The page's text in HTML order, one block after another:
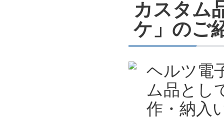
カスタム
ケ」のご
ヘルツ電
ム品とし
作・納入